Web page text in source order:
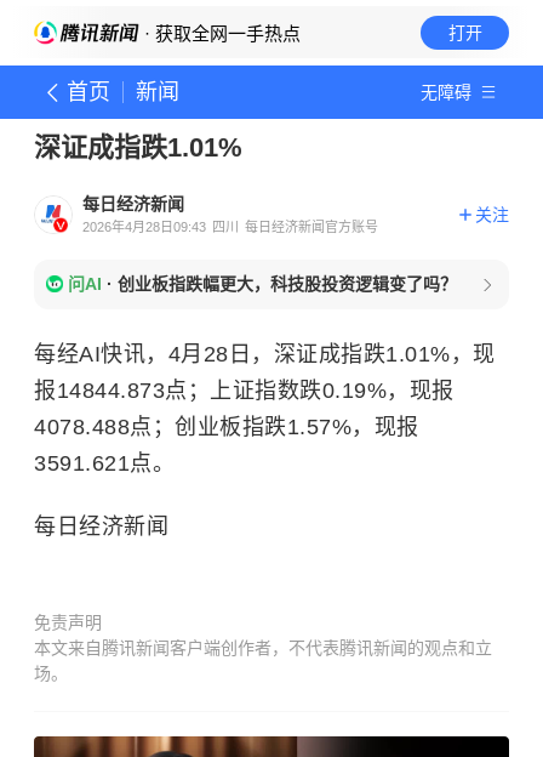
· 获取全网一手热点 打开
首页 新闻 无障碍
深证成指跌1.01%
每日经济新闻
2026年4月28日09:43 四川 每日经济新闻官方账号
关注
问AI · 创业板指跌幅更大，科技股投资逻辑变了吗？
每经AI快讯，4月28日，深证成指跌1.01%，现
报14844.873点；上证指数跌0.19%，现报
4078.488点；创业板指跌1.57%，现报
3591.621点。
每日经济新闻
免责声明
本文来自腾讯新闻客户端创作者，不代表腾讯新闻的观点和立
场。